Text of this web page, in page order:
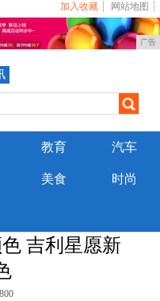
加入收藏 网站地图
广告
教育 汽车
美食 时尚
吉利星愿新